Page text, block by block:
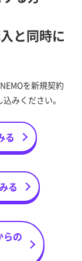
と同時に
を新規契約
みください。
る
る
らの